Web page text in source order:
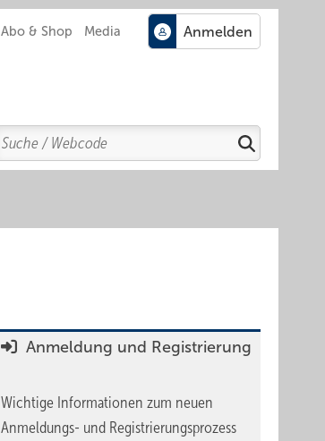
Abo & Shop Media
Search
Suchen
Anmeldung und Registrierung
Wichtige Informationen zum neuen
Anmeldungs- und Registrierungsprozess